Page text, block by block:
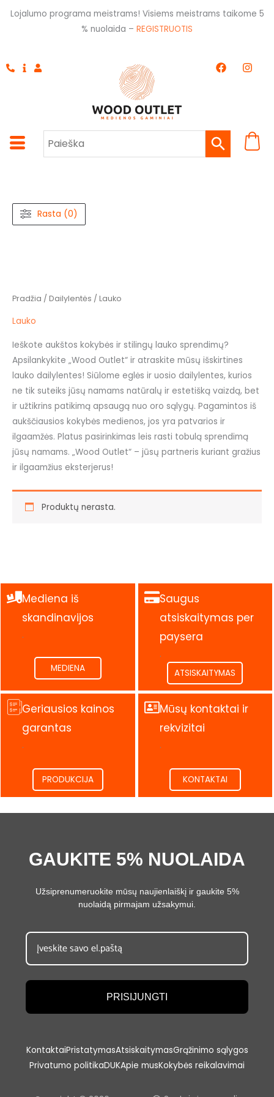
Pereiti
Lojalumo programa meistrams! Visiems meistrams taikome 5
% nuolaida – REGISTRUOTIS
F
a
k
I
n
a
m
Rasta (0)
Pradžia / Dailylentės / Lauko
Lauko
Ieškote aukštos kokybės ir stilingų lauko sprendimų?
Apsilankykite „Wood Outlet“ ir atraskite mūsų išskirtines
lauko dailylentes! Siūlome eglės ir uosio dailylentes, kurios
ne tik suteiks jūsų namams natūralų ir estetišką vaizdą, bet
ir užtikrins patikimą apsaugą nuo oro sąlygų. Pagamintos iš
aukščiausios kokybės medienos, jos yra patvarios ir
ilgaamžės. Platus pasirinkimas leis rasti tobulą sprendimą
jūsų namams. „Wood Outlet“ – jūsų partneris kuriant gražius
ir ilgaamžius eksterjerus!
Produktų nerasta.
Mediena iš
skandinavijos
.
MEDIENA
Saugus
atsiskaitymas per
paysera
.
ATSISKAITYMAS
Geriausios kainos
garantas
.
PRODUKCIJA
Mūsų kontaktai ir
rekvizitai
.
KONTAKTAI
GAUKITE 5% NUOLAIDA
Užsiprenumeruokite mūsų naujienlaiškį ir gaukite 5%
nuolaidą pirmajam užsakymui.
PRISIJUNGTI
KontaktaiPristatymasAtsiskaitymasGrąžinimo sąlygos
Privatumo politikaDUKApie musKokybės reikalavimai